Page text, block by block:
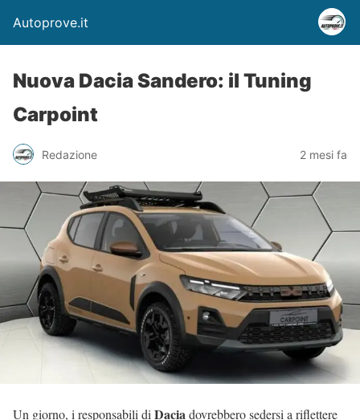
Autoprove.it
Nuova Dacia Sandero: il Tuning
Carpoint
Redazione 2 mesi fa
Un giorno, i responsabili diDaciadovrebbero sedersi a riflettere